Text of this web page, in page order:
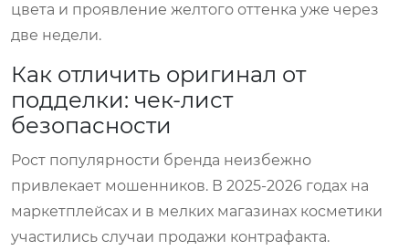
цвета и проявление желтого оттенка уже через
две недели.
Как отличить оригинал от
подделки: чек-лист
безопасности
Рост популярности бренда неизбежно
привлекает мошенников. В 2025-2026 годах на
маркетплейсах и в мелких магазинах косметики
участились случаи продажи контрафакта.